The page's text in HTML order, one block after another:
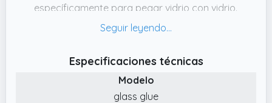
específicamente para pegar vidrio con vidrio.
✔️ Pegamento específico para vidrio. El
con una fórmula de calidad profesional que
crea uniones invisibles y muy resistentes
para reparaciones de vidrio con vidrio y
Especificaciones técnicas
Modelo
glass glue